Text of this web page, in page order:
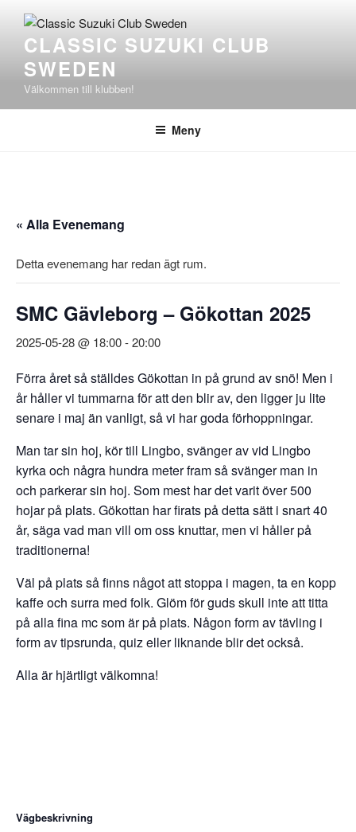
innehållCLASSIC SUZUKI CLUB
SWEDEN
Välkommen till klubben!
Meny
« Alla Evenemang
Detta evenemang har redan ägt rum.
SMC Gävleborg – Gökottan 2025
2025-05-28 @ 18:00-20:00
Förra året så ställdes Gökottan in på grund av snö! Men i
år håller vi tummarna för att den blir av, den ligger ju lite
senare i maj än vanligt, så vi har goda förhoppningar.
Man tar sin hoj, kör till Lingbo, svänger av vid Lingbo
kyrka och några hundra meter fram så svänger man in
och parkerar sin hoj. Som mest har det varit över 500
hojar på plats. Gökottan har firats på detta sätt i snart 40
år, säga vad man vill om oss knuttar, men vi håller på
traditionerna!
Väl på plats så finns något att stoppa i magen, ta en kopp
kaffe och surra med folk. Glöm för guds skull inte att titta
på alla fina mc som är på plats. Någon form av tävling i
form av tipsrunda, quiz eller liknande blir det också.
Alla är hjärtligt välkomna!
Vägbeskrivning